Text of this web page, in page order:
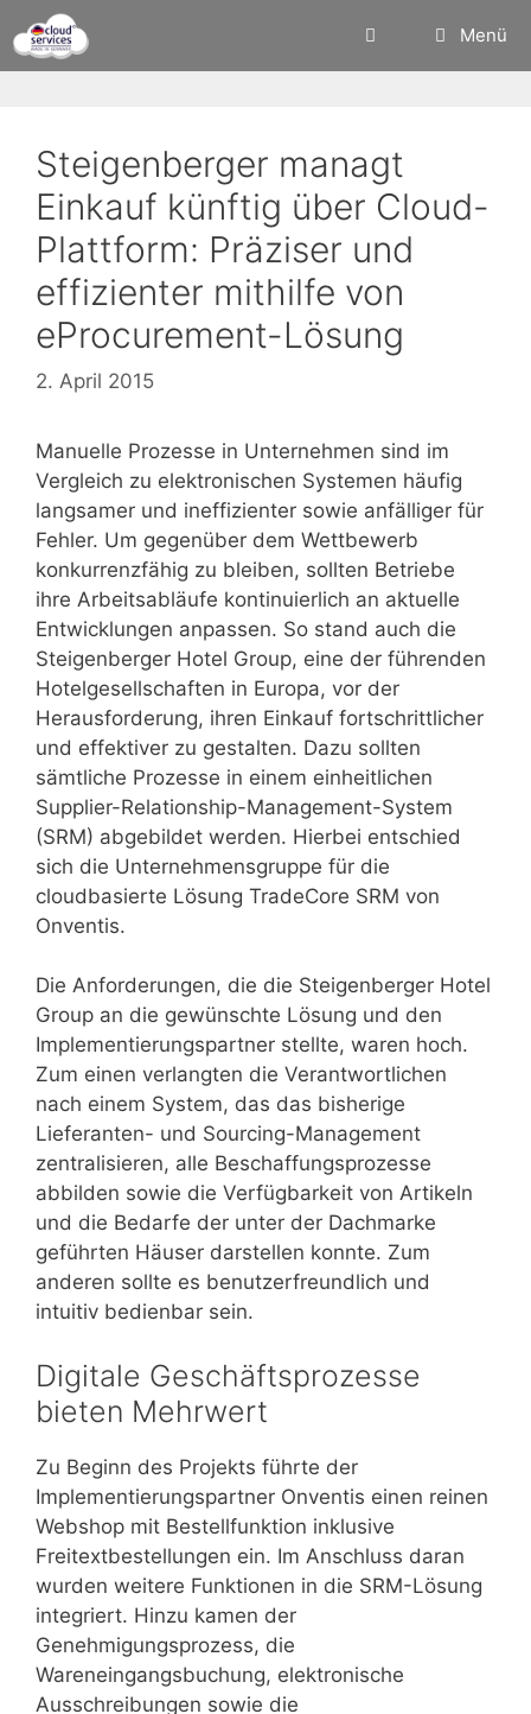
Inhalt
springen
Menü
Steigenberger managt
Einkauf künftig über Cloud-
Plattform: Präziser und
effizienter mithilfe von
eProcurement-Lösung
2. April 2015
Manuelle Prozesse in Unternehmen sind im
Vergleich zu elektronischen Systemen häufig
langsamer und ineffizienter sowie anfälliger für
Fehler. Um gegenüber dem Wettbewerb
konkurrenzfähig zu bleiben, sollten Betriebe
ihre Arbeitsabläufe kontinuierlich an aktuelle
Entwicklungen anpassen. So stand auch die
Steigenberger Hotel Group, eine der führenden
Hotelgesellschaften in Europa, vor der
Herausforderung, ihren Einkauf fortschrittlicher
und effektiver zu gestalten. Dazu sollten
sämtliche Prozesse in einem einheitlichen
Supplier-Relationship-Management-System
(SRM) abgebildet werden. Hierbei entschied
sich die Unternehmensgruppe für die
cloudbasierte Lösung TradeCore SRM von
Onventis.
Die Anforderungen, die die Steigenberger Hotel
Group an die gewünschte Lösung und den
Implementierungspartner stellte, waren hoch.
Zum einen verlangten die Verantwortlichen
nach einem System, das das bisherige
Lieferanten- und Sourcing-Management
zentralisieren, alle Beschaffungsprozesse
abbilden sowie die Verfügbarkeit von Artikeln
und die Bedarfe der unter der Dachmarke
geführten Häuser darstellen konnte. Zum
anderen sollte es benutzerfreundlich und
intuitiv bedienbar sein.
Digitale Geschäftsprozesse
bieten Mehrwert
Zu Beginn des Projekts führte der
Implementierungspartner Onventis einen reinen
Webshop mit Bestellfunktion inklusive
Freitextbestellungen ein. Im Anschluss daran
wurden weitere Funktionen in die SRM-Lösung
integriert. Hinzu kamen der
Genehmigungsprozess, die
Wareneingangsbuchung, elektronische
Ausschreibungen sowie die